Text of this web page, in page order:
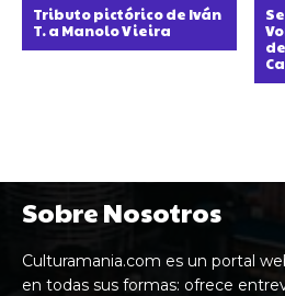
Tributo pictórico de Iván
T. a Manolo Vieira
Sobre Nosotros
Culturamania.com es un portal
en todas sus formas: ofrece